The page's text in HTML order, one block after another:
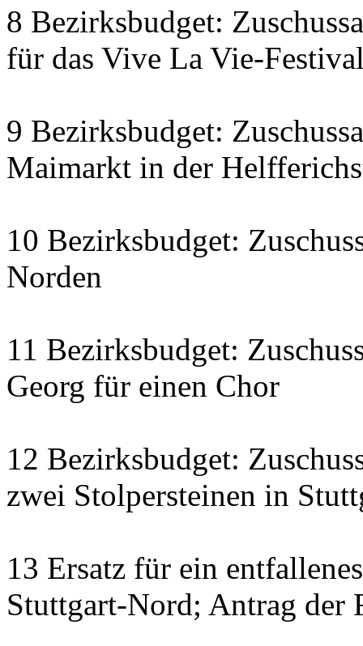
8 Bezirksbudget:
für das Vive La Vie-
9 Bezirksbudget:
Maimarkt in der
10 Bezirksbudget:
Norden
11 Bezirksbudget:
Georg für einen Chor
12 Bezirksbudget:
zwei Stolpersteinen in
13 Ersatz für ein
Stuttgart-Nord; Antrag der